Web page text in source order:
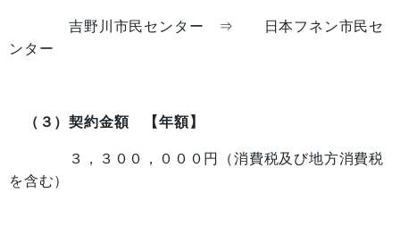
吉野川市民センター ⇒ 日本フネン市民セ
ンター
（３）契約金額 【年額】
３，３００，０００円（消費税及び地方消費税
を含む）